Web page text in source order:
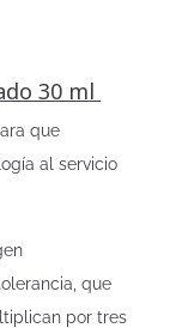
30 ml
que
al servicio
que
por tres